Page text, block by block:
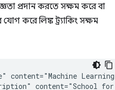
প্রদান করতে সক্ষম করে বা
করে লিঙ্ক ট্র্যাকিং সক্ষম
Learning
content="School